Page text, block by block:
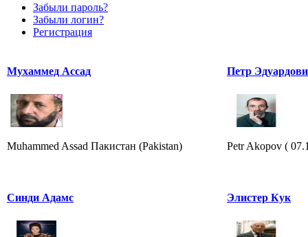
Забыли пароль?
Забыли логин?
Регистрация
Мухаммед Ассад
Muhammed Assad Пакистан (Pakistan)
Петр
Petr Akopov (
Синди Адамс Элистер Кук